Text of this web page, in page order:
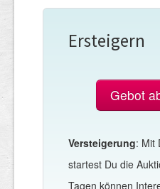
Ersteigern
Gebot
Versteigerung: Mit
startest Du die
Tagen können